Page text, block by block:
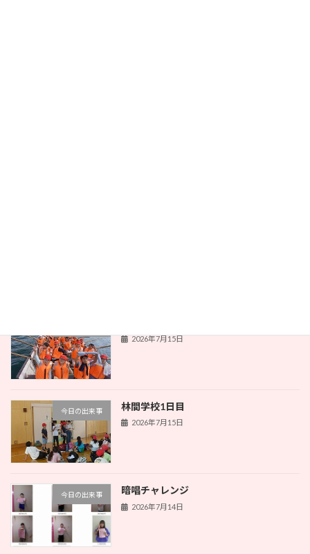
2026年7月15日
今日の出来事 林間学校1日目
2026年7月15日
今日の出来事 暗唱チャレンジ
2026年7月14日